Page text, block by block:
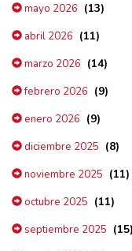
mayo 2026 (13)
abril 2026 (11)
marzo 2026 (14)
febrero 2026 (9)
enero 2026 (9)
diciembre 2025 (8)
noviembre 2025 (11)
octubre 2025 (11)
septiembre 2025 (15)